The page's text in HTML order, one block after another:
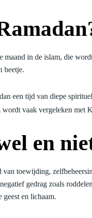
maand in de islam, die
beetje.
een tijd van diepe
vaak vergeleken met
en
van toewijding,
gedrag zoals
geest en lichaam.